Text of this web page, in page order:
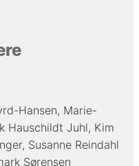
Hansen Marie-
Hauschildt Juhl Kim
Susanne Reindahl
Sørensen